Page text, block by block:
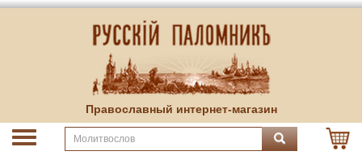
Православный интернет-магазин